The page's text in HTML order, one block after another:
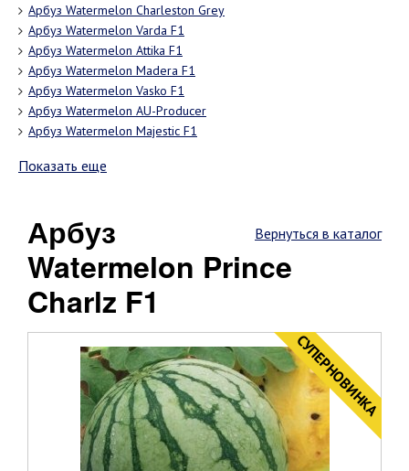
Арбуз Watermelon Charleston Grey
Арбуз Watermelon Varda F1
Арбуз Watermelon Attika F1
Арбуз Watermelon Madera F1
Арбуз Watermelon Vasko F1
Арбуз Watermelon AU-Producer
Арбуз Watermelon Majestic F1
Показать еще
Вернуться в каталог
Арбуз
Watermelon Prince
Charlz F1
CУПЕРНОВИНКА